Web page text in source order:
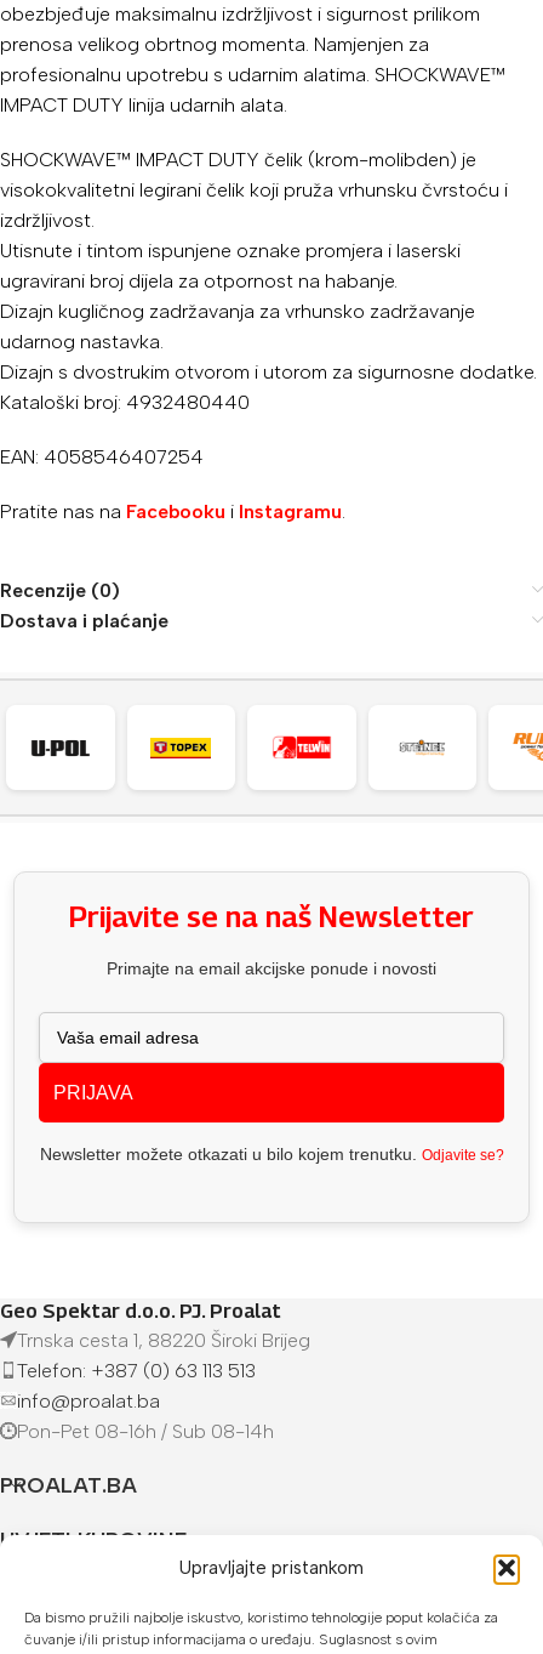
Upravljajte pristankom
Da bismo pružili najbolje iskustvo, koristimo tehnologije poput kolačića za
čuvanje i/ili pristup informacijama o uređaju. Suglasnost s ovim
obezbjeđuje maksimalnu izdržljivost i sigurnost prilikom
prenosa velikog obrtnog momenta. Namjenjen za
profesionalnu upotrebu s udarnim alatima. SHOCKWAVE™
IMPACT DUTY linija udarnih alata.
SHOCKWAVE™ IMPACT DUTY čelik (krom-molibden) je
visokokvalitetni legirani čelik koji pruža vrhunsku čvrstoću i
izdržljivost.
Utisnute i tintom ispunjene oznake promjera i laserski
ugravirani broj dijela za otpornost na habanje.
Dizajn kugličnog zadržavanja za vrhunsko zadržavanje
udarnog nastavka.
Dizajn s dvostrukim otvorom i utorom za sigurnosne dodatke.
Kataloški broj: 4932480440
EAN: 4058546407254
Pratite nas na Facebooku i Instagramu
Recenzije (0)
Dostava i plaćanje
Prijavite se na naš Newsletter
Primajte na email akcijske ponude i novosti
PRIJAVA
Newsletter možete otkazati u bilo kojem trenutku. Odjavite se?
Geo Spektar d.o.o. PJ. Proalat
Trnska cesta 1, 88220 Široki Brijeg
Telefon: +387 (0) 63 113 513
info@proalat.ba
Pon-Pet 08-16h / Sub 08-14h
PROALAT.BA
UVJETI KUPOVINE
U našoj web trgovini možete platiti: